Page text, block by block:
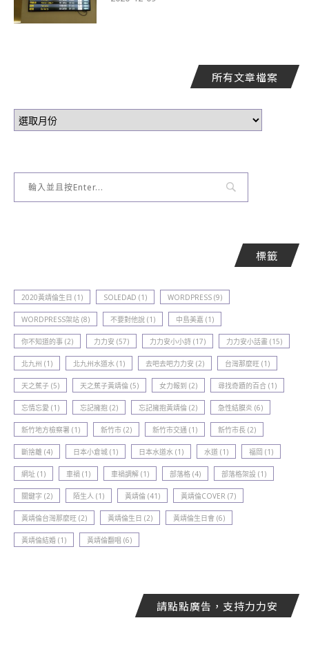
所有文章檔案
標籤
2020黃靖倫生日 (1) SOLEDAD (1) WORDPRESS (9)
WORDPRESS架站 (8) 不要對他說 (1) 中島美嘉 (1)
你不知道的事 (2) 力力安 (57) 力力安小小詩 (17) 力力安小話畫 (15)
北九州 (1) 北九州水道水 (1) 去吧去吧力力安 (2) 台灣那麼旺 (1)
天之蕉子 (5) 天之蕉子黃靖倫 (5) 女力報到 (2) 尋找奇蹟的百合 (1)
忘情忘愛 (1) 忘記擁抱 (2) 忘記擁抱黃靖倫 (2) 急性結膜炎 (6)
新竹地方檢察署 (1) 新竹巿 (2) 新竹巿交通 (1) 新竹巿長 (2)
斷捨離 (4) 日本小倉城 (1) 日本水道水 (1) 水道 (1) 福岡 (1)
網址 (1) 車禍 (1) 車禍調解 (1) 部落格 (4) 部落格架設 (1)
關鍵字 (2) 陌生人 (1) 黃靖倫 (41) 黃靖倫COVER (7)
黃靖倫台灣那麼旺 (2) 黃靖倫生日 (2) 黃靖倫生日會 (6)
黃靖倫結婚 (1) 黃靖倫翻唱 (6)
請點點廣告，支持力力安